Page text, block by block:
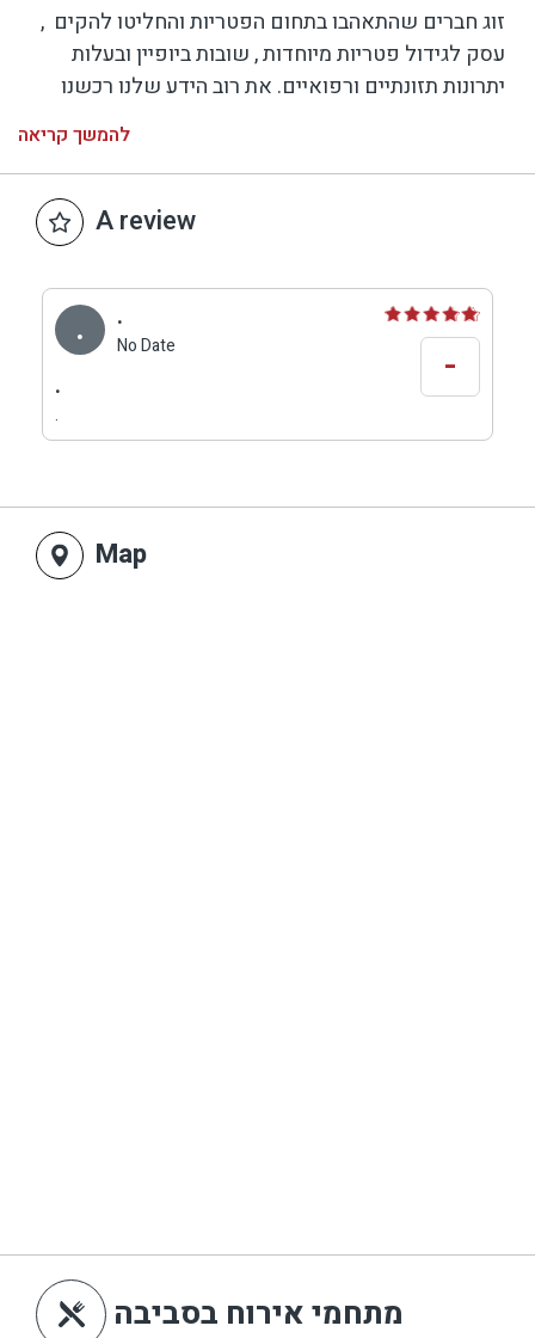
, זוג חברים שהתאהבו בתחום הפטריות והחליטו להקים
עסק לגידול פטריות מיוחדות , שובות ביופיין ובעלות
יתרונות תזונתיים ורפואיים. את רוב הידע שלנו רכשנו
עיקריים כגון: רעמת האריה, צף כחולה, צדף ורודה,וצדף
צהובה. עם הזמן מתנסים בזנים אחרים שייכנסו גם הם
לגידול המסחרי. מוזמנים לחוות איתנו את גידול הפטריות
בסיור קצר, לרכוש פטריות ולהנות מטעמן במסעדות
להמשך קריאה
A review
. .
No Date
.
.
-
Map
מתחמי אירוח בסביבה